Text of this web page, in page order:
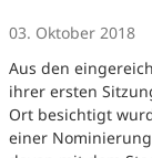
03. Oktober 2018
Aus den
ihrer ersten
Ort besichtigt
einer